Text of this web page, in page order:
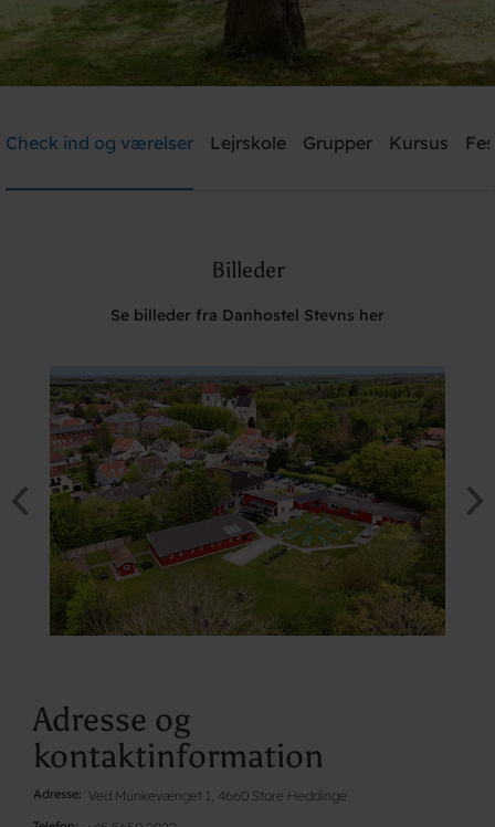
Brug for hjælp? Ring+45 5650 2022
Check ind og værelser Lejrskole Grupper Kursus
Billeder
Se billeder fra Danhostel Stevns her
Adresse og
kontaktinformation
Adresse Ved Munkevænget 1, 4660 Store Heddinge